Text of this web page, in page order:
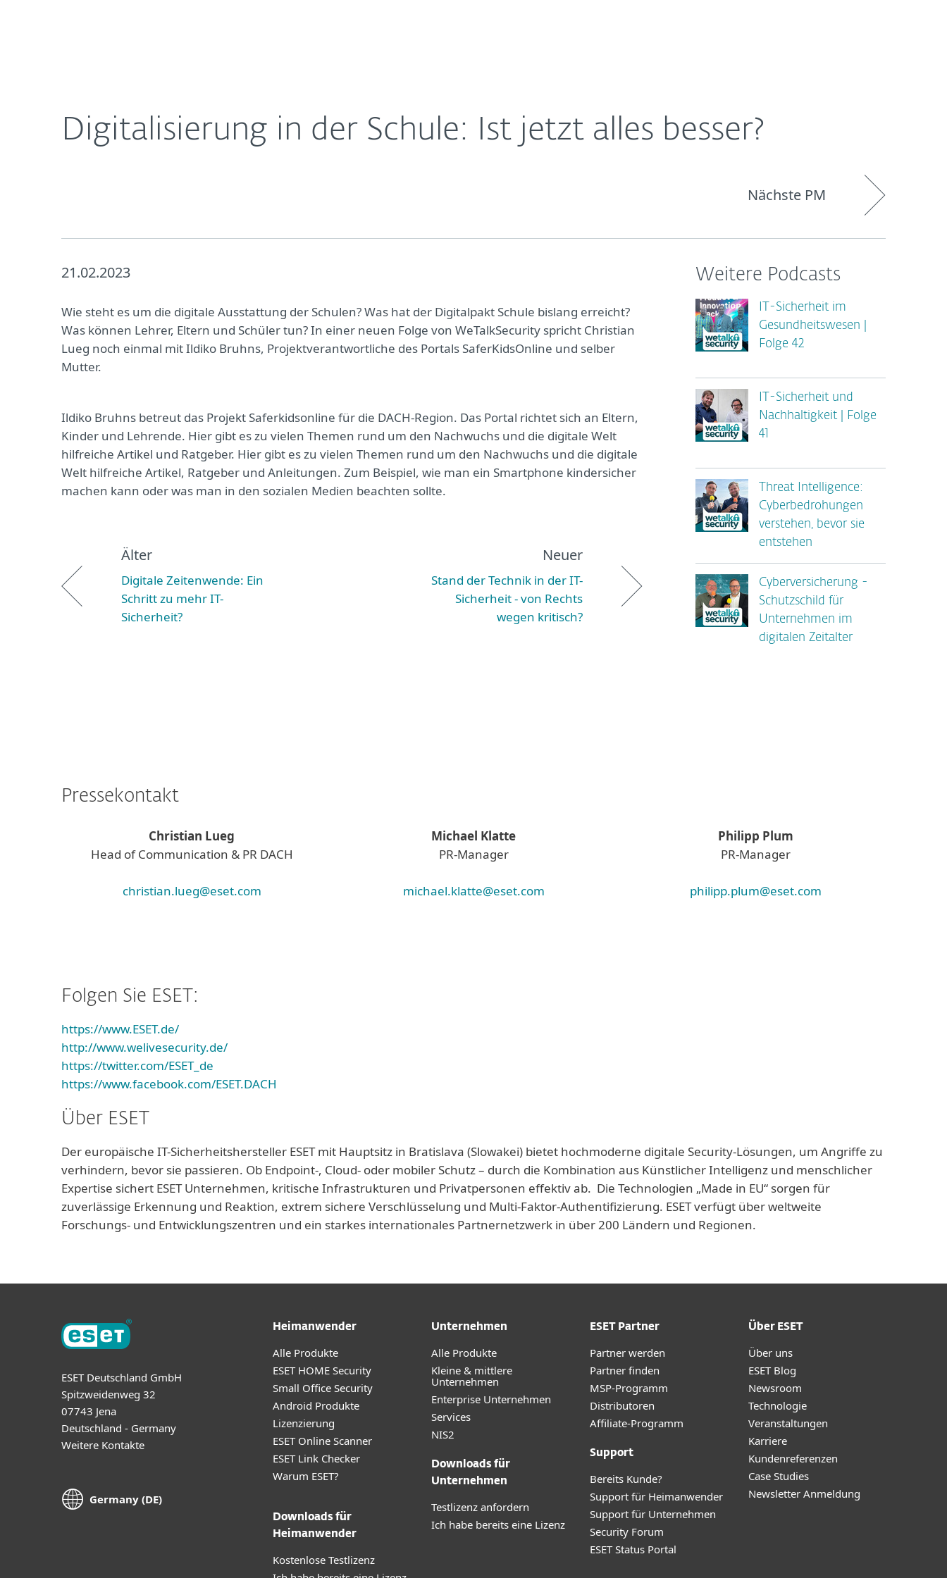
Digitalisierung in der Schule: Ist jetzt alles besser?
Nächste PM
21.02.2023
Wie steht es um die digitale Ausstattung der Schulen? Was hat der Digitalpakt Schule bislang erreicht?
Was können Lehrer, Eltern und Schüler tun? In einer neuen Folge von WeTalkSecurity spricht Christian
Lueg noch einmal mit Ildiko Bruhns, Projektverantwortliche des Portals SaferKidsOnline und selber
Mutter.
Ildiko Bruhns betreut das Projekt Saferkidsonline für die DACH-Region. Das Portal richtet sich an Eltern,
Kinder und Lehrende. Hier gibt es zu vielen Themen rund um den Nachwuchs und die digitale Welt
hilfreiche Artikel und Ratgeber. Hier gibt es zu vielen Themen rund um den Nachwuchs und die digitale
Welt hilfreiche Artikel, Ratgeber und Anleitungen. Zum Beispiel, wie man ein Smartphone kindersicher
machen kann oder was man in den sozialen Medien beachten sollte.
Älter
Digitale Zeitenwende: Ein
Schritt zu mehr IT-
Sicherheit?
Neuer
Stand der Technik in der IT-
Sicherheit - von Rechts
wegen kritisch?
Weitere Podcasts
IT-Sicherheit im
Gesundheitswesen |
Folge 42
IT-Sicherheit und
Nachhaltigkeit | Folge
41
Threat Intelligence:
Cyberbedrohungen
verstehen, bevor sie
entstehen
Cyberversicherung -
Schutzschild für
Unternehmen im
digitalen Zeitalter
Pressekontakt
Christian Lueg
Head of Communication & PR DACH
christian.lueg@eset.com
Michael Klatte
PR-Manager
michael.klatte@eset.com
Philipp Plum
PR-Manager
philipp.plum@eset.com
Folgen Sie ESET:
https://www.ESET.de/
http://www.welivesecurity.de/
https://twitter.com/ESET_de
https://www.facebook.com/ESET.DACH
Über ESET
Der europäische IT-Sicherheitshersteller ESET mit Hauptsitz in Bratislava (Slowakei) bietet hochmoderne digitale Security-Lösungen, um Angriffe zu
verhindern, bevor sie passieren. Ob Endpoint-, Cloud- oder mobiler Schutz – durch die Kombination aus Künstlicher Intelligenz und menschlicher
Expertise sichert ESET Unternehmen, kritische Infrastrukturen und Privatpersonen effektiv ab. Die Technologien „Made in EU“ sorgen für
zuverlässige Erkennung und Reaktion, extrem sichere Verschlüsselung und Multi-Faktor-Authentifizierung. ESET verfügt über weltweite
Forschungs- und Entwicklungszentren und ein starkes internationales Partnernetzwerk in über 200 Ländern und Regionen.
ESET Deutschland GmbH
Spitzweidenweg 32
07743 Jena
Deutschland - Germany
Weitere Kontakte
Germany (DE)
Heimanwender
Alle Produkte
ESET HOME Security
Small Office Security
Android Produkte
Lizenzierung
ESET Online Scanner
ESET Link Checker
Warum ESET?
Downloads für
Heimanwender
Kostenlose Testlizenz
Unternehmen
Alle Produkte
Kleine & mittlere
Unternehmen
Enterprise Unternehmen
Services
NIS2
Downloads für
Unternehmen
Testlizenz anfordern
Ich habe bereits eine Lizenz
ESET Partner
Partner werden
Partner finden
MSP-Programm
Distributoren
Affiliate-Programm
Support
Bereits Kunde?
Support für Heimanwender
Support für Unternehmen
Security Forum
ESET Status Portal
Über ESET
Über uns
ESET Blog
Newsroom
Technologie
Veranstaltungen
Karriere
Kundenreferenzen
Case Studies
Newsletter Anmeldung